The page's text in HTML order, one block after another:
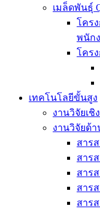
เมล็ดพันธุ์
โคร
พนัก
โคร
เทคโนโลยีขั้นสูง
งานวิจัยเชิ
งานวิจัยด้า
สาร
สาร
สาร
สาร
สาร